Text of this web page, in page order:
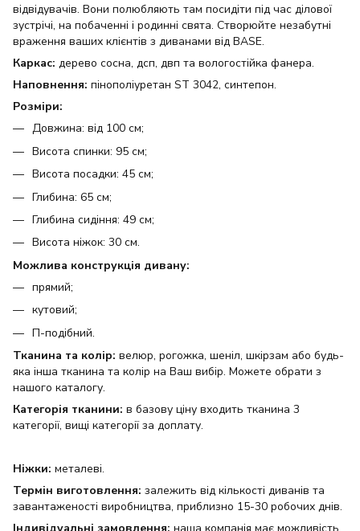
відвідувачів. Вони полюбляють там посидіти під час ділової
зустрічі, на побаченні і родинні свята. Створюйте незабутні
враження ваших клієнтів з диванами від BASE.
Каркас: дерево сосна, дсп, двп та вологостійка фанера.
Наповнення: пінополіуретан ST 3042, синтепон.
Розміри:
Довжина: від 100 см;
Висота спинки: 95 см;
Висота посадки: 45 см;
Глибина: 65 см;
Глибина сидіння: 49 см;
Висота ніжок: 30 см.
Можлива конструкція дивану:
прямий;
кутовий;
П-подібний.
Тканина та колір: велюр, рогожка, шеніл, шкірзам або будь-
яка інша тканина та колір на Ваш вибір. Можете обрати з
нашого каталогу.
Категорія тканини: в базову ціну входить тканина 3
категорії, вищі категорії за доплату.
Ніжки: металеві.
Термін виготовлення: залежить від кількості диванів та
завантаженості виробництва, приблизно 15-30 робочих днів.